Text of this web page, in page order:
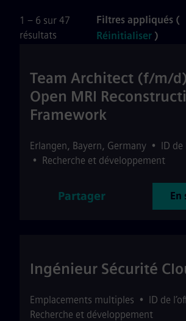
1 – 6 sur 47
résultats
Filtres appliqués (
Réinitialiser )
Team Architect (f/m/
Open MRI
Framework
Erlangen, Bayern, Germany • ID de
• Recherche et développement
Partager En
Ingénieur Sécurité
Emplacements multiples • ID de
Recherche et développement